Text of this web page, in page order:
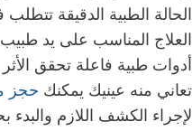
الحالة الطبية الدقيقة
العلاج المناسب على يد
أدوات طبية فاعلة تحقق
تعاني منه عينيك يمكنك حجز
لإجراء الكشف اللازم